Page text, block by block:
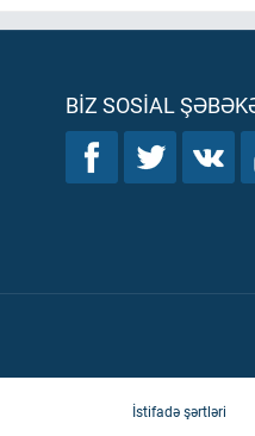
BIZ SOSIAL
İstifadə şərtləri